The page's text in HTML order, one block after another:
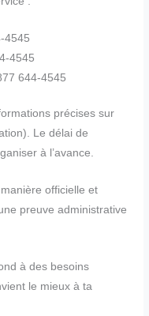
4545
4545
644-4545
précises sur
Le délai de
à l’avance.
officielle et
preuve administrative
à des besoins
le mieux à ta